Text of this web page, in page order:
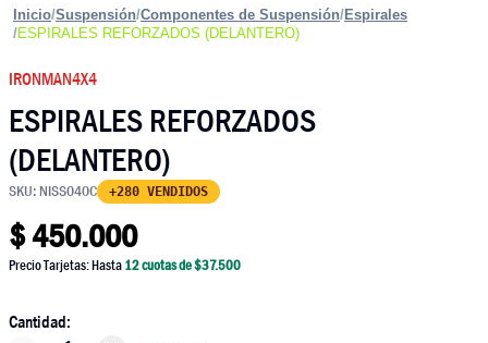
Inicio/Suspensión/Componentes de Suspensión/Espirales
/ESPIRALES REFORZADOS (DELANTERO)
IRONMAN4X4
ESPIRALES REFORZADOS
(DELANTERO)
SKU: NISS040C +280 VENDIDOS
$450.000
Precio Tarjetas: Hasta12cuotas de $37.500
Cantidad: